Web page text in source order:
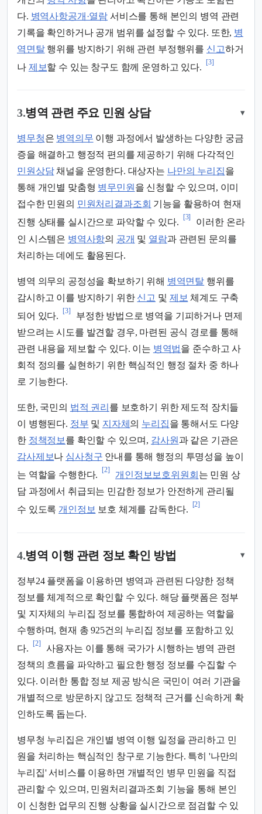
다. 병역사항공개·열람 서비스를 통해 본인의 병역 관련
기록을 확인하거나 공개 범위를 설정할 수 있다. 또한, 병
역면탈행위를 방지하기 위해 관련 부정행위를 신고하거
나 제보할 수 있는 창구도 함께 운영하고 있다.
[3]
3.병역 관련 주요 민원 상담 ▾
병무청은 병역의무 이행 과정에서 발생하는 다양한 궁금
증을 해결하고 행정적 편의를 제공하기 위해 다각적인
민원상담채널을 운영한다. 대상자는 나만의 누리집을
통해 개인별 맞춤형 병무민원을 신청할 수 있으며, 이미
접수한 민원의 민원처리결과조회 기능을 활용하여 현재
진행 상태를 실시간으로 파악할 수 있다.
[3]
이러한 온라
인 시스템은 병역사항의 공개 및 열람과 관련된 문의를
처리하는 데에도 활용된다.
병역 의무의 공정성을 확보하기 위해 병역면탈 행위를
감시하고 이를 방지하기 위한 신고 및 제보 체계도 구축
되어 있다.
[3]
부정한 방법으로 병역을 기피하거나 면제
받으려는 시도를 발견할 경우, 마련된 공식 경로를 통해
관련 내용을 제보할 수 있다. 이는 병역법을 준수하고 사
회적 정의를 실현하기 위한 핵심적인 행정 절차 중 하나
로 기능한다.
또한, 국민의 법적 권리 를 보호하기 위한 제도적 장치들
이 병행된다. 정부 및 지자체 의 누리집을 통해서도 다양
한 정책정보 를 확인할 수 있으며, 감사원 과 같은 기관은
감사제보나 심사청구 안내를 통해 행정의 투명성을 높이
는 역할을 수행한다.
[2]
개인정보보호위원회 는 민원 상
담 과정에서 취급되는 민감한 정보가 안전하게 관리될
수 있도록 개인정보 보호 체계를 감독한다.
[2]
4.병역 이행 관련 정보 확인 방법 ▾
정부24 플랫폼을 이용하면 병역과 관련된 다양한 정책
정보를 체계적으로 확인할 수 있다. 해당 플랫폼은 정부
및 지자체의 누리집 정보를 통합하여 제공하는 역할을
수행하며, 현재 총 925건의 누리집 정보를 포함하고 있
다.
[2]
사용자는 이를 통해 국가가 시행하는 병역 관련
정책의 흐름을 파악하고 필요한 행정 정보를 수집할 수
있다. 이러한 통합 정보 제공 방식은 국민이 여러 기관을
개별적으로 방문하지 않고도 정책적 근거를 신속하게 확
인하도록 돕는다.
병무청 누리집은 개인별 병역 이행 일정을 관리하고 민
원을 처리하는 핵심적인 창구로 기능한다. 특히 '나만의
누리집' 서비스를 이용하면 개별적인 병무 민원을 직접
관리할 수 있으며, 민원처리결과조회 기능을 통해 본인
이 신청한 업무의 진행 상황을 실시간으로 점검할 수 있